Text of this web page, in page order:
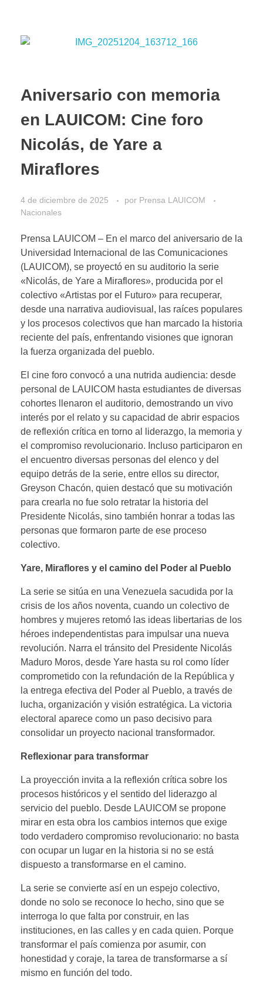
Aniversario con memoria
en LAUICOM: Cine foro
Nicolás, de Yare a
Miraflores
4 de diciembre de 2025 por Prensa LAUICOM
Nacionales
Prensa LAUICOM – En el marco del aniversario de la
Universidad Internacional de las Comunicaciones
(LAUICOM), se proyectó en su auditorio la serie
«Nicolás, de Yare a Miraflores», producida por el
colectivo «Artistas por el Futuro» para recuperar,
desde una narrativa audiovisual, las raíces populares
y los procesos colectivos que han marcado la historia
reciente del país, enfrentando visiones que ignoran
la fuerza organizada del pueblo.
El cine foro convocó a una nutrida audiencia: desde
personal de LAUICOM hasta estudiantes de diversas
cohortes llenaron el auditorio, demostrando un vivo
interés por el relato y su capacidad de abrir espacios
de reflexión crítica en torno al liderazgo, la memoria y
el compromiso revolucionario. Incluso participaron en
el encuentro diversas personas del elenco y del
equipo detrás de la serie, entre ellos su director,
Greyson Chacón, quien destacó que su motivación
para crearla no fue solo retratar la historia del
Presidente Nicolás, sino también honrar a todas las
personas que formaron parte de ese proceso
colectivo.
Yare, Miraflores y el camino del Poder al Pueblo
La serie se sitúa en una Venezuela sacudida por la
crisis de los años noventa, cuando un colectivo de
hombres y mujeres retomó las ideas libertarias de los
héroes independentistas para impulsar una nueva
revolución. Narra el tránsito del Presidente Nicolás
Maduro Moros, desde Yare hasta su rol como líder
comprometido con la refundación de la República y
la entrega efectiva del Poder al Pueblo, a través de
lucha, organización y visión estratégica. La victoria
electoral aparece como un paso decisivo para
consolidar un proyecto nacional transformador.
Reflexionar para transformar
La proyección invita a la reflexión crítica sobre los
procesos históricos y el sentido del liderazgo al
servicio del pueblo. Desde LAUICOM se propone
mirar en esta obra los cambios internos que exige
todo verdadero compromiso revolucionario: no basta
con ocupar un lugar en la historia si no se está
dispuesto a transformarse en el camino.
La serie se convierte así en un espejo colectivo,
donde no solo se reconoce lo hecho, sino que se
interroga lo que falta por construir, en las
instituciones, en las calles y en cada quien. Porque
transformar el país comienza por asumir, con
honestidad y coraje, la tarea de transformarse a sí
mismo en función del todo.